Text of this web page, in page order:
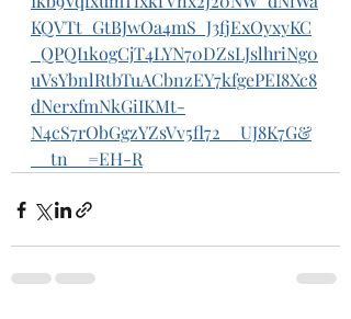
KQVTt_GtBJwOa4mS_J3fjExOyxyKC
_QPQI1kogCjT4LYN70DZsLJslhriNg0
uVsYbnlRtbTuACbnzEY7kfgePEI8Xc8
dNerxfmNkGiIKMt-
N4cS7rObGgzYZsVv5fl72__UJ8K7G&
__tn__=EH-R